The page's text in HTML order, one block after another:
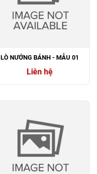
LÒ NƯỚNG BÁNH - MẪU 01
Liên hệ